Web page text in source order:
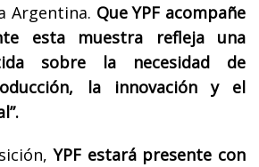
Argentina. Que YPF acompañe
esta muestra refleja una
sobre la necesidad de
la innovación y el
YPF estará presente con